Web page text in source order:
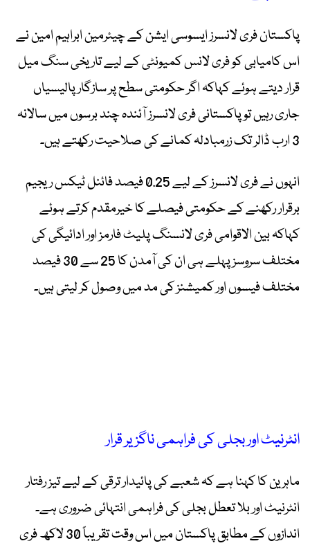
پاکستان فری لانسرز ایسوسی ایشن کے چیئرمین ابراہیم امین نے
اس کامیابی کو فری لانس کمیونٹی کے لیے تاریخی سنگ میل
قرار دیتے ہوئے کہاکہ اگر حکومتی سطح پر سازگار پالیسیاں
جاری رہیں تو پاکستانی فری لانسرز آئندہ چند برسوں میں سالانہ
3 ارب ڈالر تک زرمبادلہ کمانے کی صلاحیت رکھتے ہیں۔
انہوں نے فری لانسرز کے لیے 0.25 فیصد فائنل ٹیکس ریجیم
برقرار رکھنے کے حکومتی فیصلے کا خیرمقدم کرتے ہوئے
کہاکہ بین الاقوامی فری لانسنگ پلیٹ فارمز اور ادائیگی کی
مختلف سروسز پہلے ہی ان کی آمدن کا 25 سے 30 فیصد
مختلف فیسوں اور کمیشنز کی مد میں وصول کر لیتی ہیں۔
انٹرنیٹ اور بجلی کی فراہمی ناگزیر قرار
ماہرین کا کہنا ہے کہ شعبے کی پائیدار ترقی کے لیے تیز رفتار
انٹرنیٹ اور بلا تعطل بجلی کی فراہمی انتہائی ضروری ہے۔
اندازوں کے مطابق پاکستان میں اس وقت تقریباً 30 لاکھ فری